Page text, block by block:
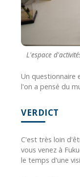
L'espace
Un questionnaire
l'on a pensé du
VERDICT
C'est très loin
vous venez à
le temps d'une